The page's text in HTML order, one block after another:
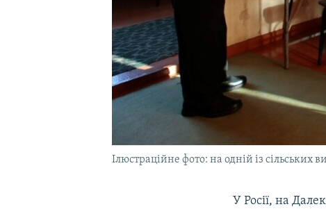
Ілюстраційне фото: на одній із сільських
У Росії, на